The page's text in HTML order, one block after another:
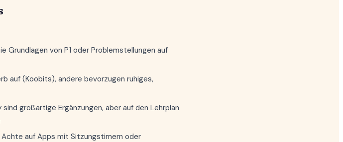
Grundlagen von P1 oder Problemstellungen auf
auf (Koobits), andere bevorzugen ruhiges,
großartige Ergänzungen, aber auf den Lehrplan
auf Apps mit Sitzungstimern oder